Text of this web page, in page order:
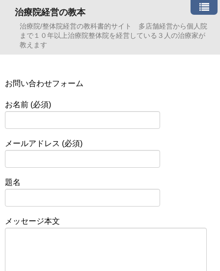
治療院経営の教本
治療院/整体院経営の教科書的サイト 多店舗経営から個人院
まで１０年以上治療院整体院を経営している３人の治療家が
教えます
お問い合わせフォーム
お名前 (必須)
メールアドレス (必須)
題名
メッセージ本文